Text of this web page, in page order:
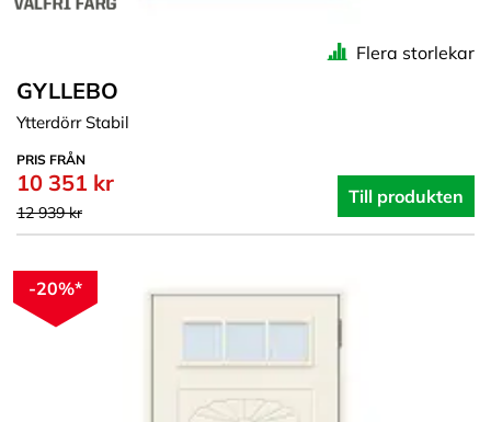
Flera storlekar
GYLLEBO
Ytterdörr Stabil
PRIS FRÅN
10 351 kr
12 939 kr
Till produkten
-20%*